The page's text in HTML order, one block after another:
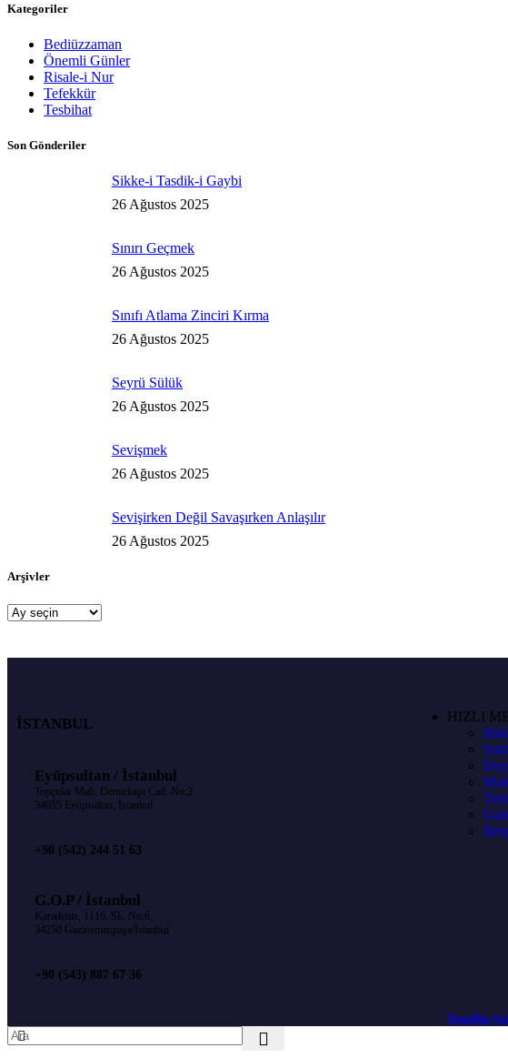
Kategoriler
Bediüzzaman
Önemli Günler
Risale-i Nur
Tefekkür
Tesbihat
Son Gönderiler
Sikke-i Tasdik-i Gaybi
26 Ağustos 2025
Sınırı Geçmek
26 Ağustos 2025
Sınıfı Atlama Zinciri Kırma
26 Ağustos 2025
Seyrü Sülük
26 Ağustos 2025
Sevişmek
26 Ağustos 2025
Sevişirken Değil Savaşırken Anlaşılır
26 Ağustos 2025
Arşivler
İSTANBUL
Eyüpsultan / İstanbul
Topçular Mah. Demirkapı Cad. No:2
34055 Eyüpsultan, İstanbul
+90 (542) 244 51 63
G.O.P / İstanbul
Karadeniz, 1116. Sk. No:6,
34250 Gaziosmanpaşa/İstanbul
+90 (543) 887 67 36
HIZLI
Teneffüs